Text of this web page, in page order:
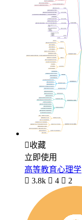
收藏
立即使用
高等教育心理学
 3.8k  4  2